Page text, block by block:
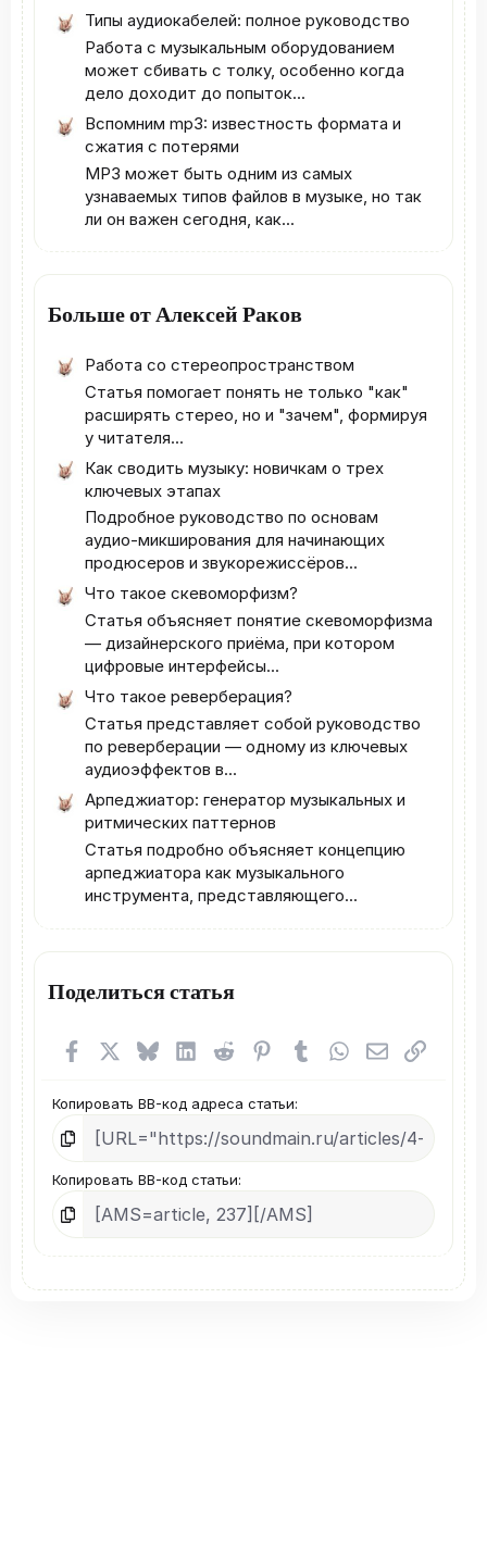
Типы аудиокабелей: полное руководство
Работа с музыкальным оборудованием
может сбивать с толку, особенно когда
дело доходит до попыток...
Вспомним mp3: известность формата и
сжатия с потерями
MP3 может быть одним из самых
узнаваемых типов файлов в музыке, но так
ли он важен сегодня, как...
Больше от Алексей Раков
Работа со стереопространством
Статья помогает понять не только "как"
расширять стерео, но и "зачем", формируя
у читателя...
Как сводить музыку: новичкам о трех
ключевых этапах
Подробное руководство по основам
аудио-микширования для начинающих
продюсеров и звукорежиссёров...
Что такое скевоморфизм?
Статья объясняет понятие скевоморфизма
— дизайнерского приёма, при котором
цифровые интерфейсы...
Что такое реверберация?
Статья представляет собой руководство
по реверберации — одному из ключевых
аудиоэффектов в...
Арпеджиатор: генератор музыкальных и
ритмических паттернов
Статья подробно объясняет концепцию
арпеджиатора как музыкального
инструмента, представляющего...
Поделиться статья
FacebookX (Twitter)
BlueskyLinkedInReddit Pinterest
TumblrWhatsAppСсылка
Копировать BB-код адреса статьи
Копировать BB-код статьи